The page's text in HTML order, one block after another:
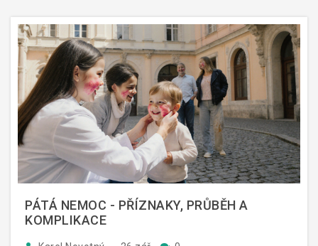
PÁTÁ NEMOC - PŘÍZNAKY, PRŮBĚH A
KOMPLIKACE